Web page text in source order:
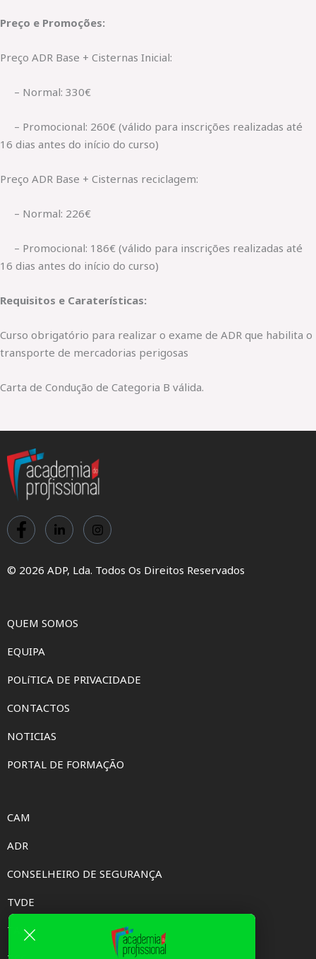
Preço e Promoções:
Preço ADR Base + Cisternas Inicial:
– Normal: 330€
– Promocional: 260€ (válido para inscrições realizadas até
16 dias antes do início do curso)
Preço ADR Base + Cisternas reciclagem:
– Normal: 226€
– Promocional: 186€ (válido para inscrições realizadas até
16 dias antes do início do curso)
Requisitos e Caraterísticas:
Curso obrigatório para realizar o exame de ADR que habilita o
transporte de mercadorias perigosas
Carta de Condução de Categoria B válida.
© 2026 ADP, Lda. Todos Os Direitos Reservados
QUEM SOMOS
EQUIPA
POLíTICA DE PRIVACIDADE
CONTACTOS
NOTICIAS
PORTAL DE FORMAÇÃO
CAM
ADR
CONSELHEIRO DE SEGURANÇA
TVDE
TAXI